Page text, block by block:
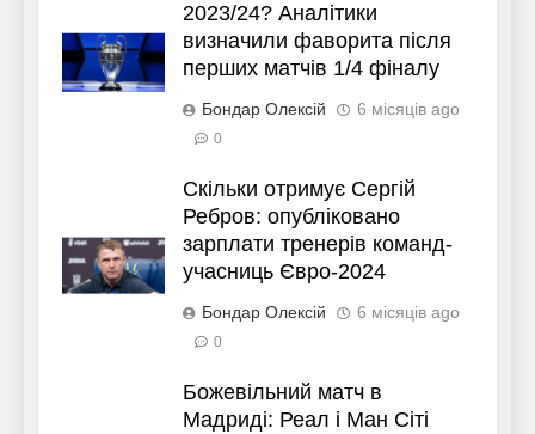
2023/24? Аналітики
визначили фаворита після
перших матчів 1/4 фіналу
Бондар Олексій 6 місяців ago
0
Скільки отримує Сергій
Ребров: опубліковано
зарплати тренерів команд-
учасниць Євро-2024
Бондар Олексій 6 місяців ago
0
Божевільний матч в
Мадриді: Реал і Ман Сіті